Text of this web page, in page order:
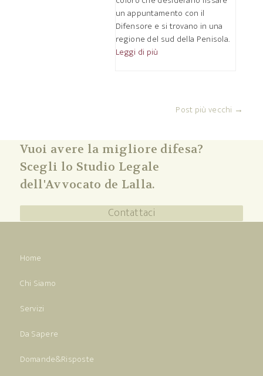
un appuntamento con il
Difensore e si trovano in una
regione del sud della Penisola.
Leggi di più
Post più vecchi →
Vuoi avere la migliore difesa?
Scegli lo Studio Legale
dell'Avvocato de Lalla.
Contattaci
Home
Chi Siamo
Servizi
Da Sapere
Domande&Risposte